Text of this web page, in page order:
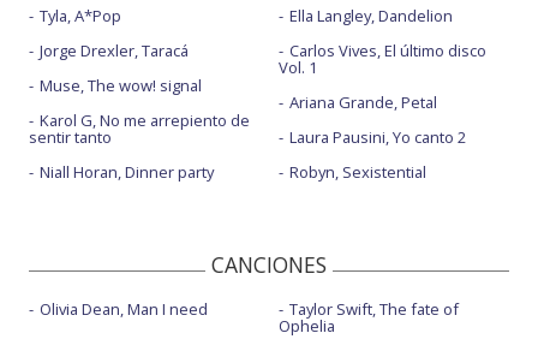
Tyla, A*Pop
Jorge Drexler, Taracá
Muse, The wow! signal
Karol G, No me arrepiento de
sentir tanto
Niall Horan, Dinner party
Ella Langley, Dandelion
Carlos Vives, El último disco
Vol. 1
Ariana Grande, Petal
Laura Pausini, Yo canto 2
Robyn, Sexistential
CANCIONES
Olivia Dean, Man I need Taylor Swift, The fate of
Ophelia